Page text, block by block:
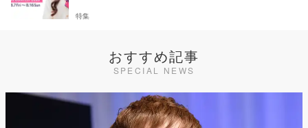
特集
おすすめ記事
SPECIAL NEWS